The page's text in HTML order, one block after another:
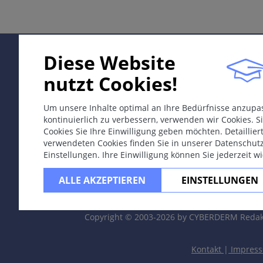
Therapie & Prävention
Synonyme
Insektenstich-Reaktionen.
Epidemiologie
Ubiquitär und häufig; Klimazonen-abhängig.
Definition
1.Toxischen Reaktionen auf Insektengift von
2. Stichreaktion durch parasitäre Insekten und Milben
Diese Website
nutzt Cookies!
Um unsere Inhalte optimal an Ihre Bedürfnisse
kontinuierlich zu verbessern, verwenden wir Cookies.
Cookies Sie Ihre Einwilligung geben möchten.
verwendeten Cookies finden Sie in unserer
Einstellungen. Ihre Einwilligung können Sie jederzeit
ALLE AKZEPTIEREN EINSTELLUNGEN
Copyright © 2003-2026 by CYBERDERM
Kontakt |